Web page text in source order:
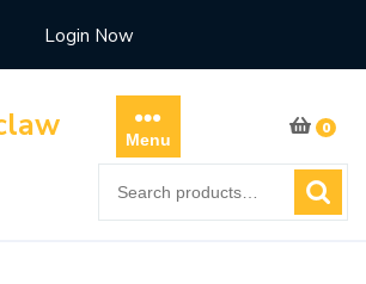
Login Now
Menu
0
for: